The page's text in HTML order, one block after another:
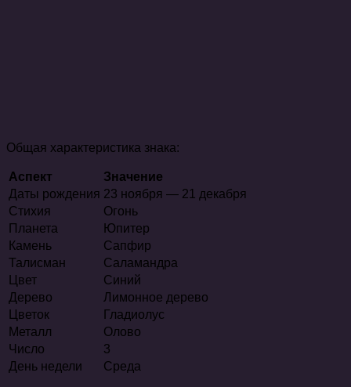
Общая характеристика знака:
Аспект
Значение
Даты рождения 23 ноября — 21 декабря
Стихия
Огонь
Планета
Юпитер
Камень
Сапфир
Талисман
Саламандра
Цвет
Синий
Дерево
Лимонное дерево
Цветок
Гладиолус
Металл
Олово
Число
3
День недели
Среда